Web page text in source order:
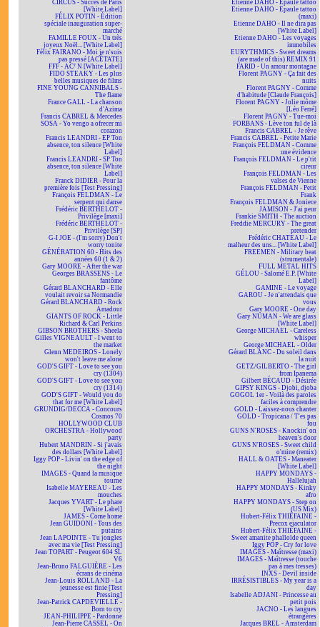
CIRCUS - Succès de Paris
[White Label]
FÉLIX POTIN - Édition
spéciale inauguration super-
marché
FAMILLE FOUX - Un très
joyeux Noël... [White Label]
Félix FAIRANO - Moi je n'suis
pas pressé [ACÉTATE]
FFF - AC² N [White Label]
FIDO STEAKY - Les plus
belles musiques de films
FINE YOUNG CANNIBALS -
The flame
France GALL - La chanson
d'Azima
Francis CABREL & Mercedes
SOSA - Yo vengo a ofrecer mi
corazon
Francis LEANDRI - EP Ton
absence, ton silence [White
Label]
Francis LEANDRI - SP Ton
absence, ton silence [White
Label]
Franck DIDIER - Pour la
première fois [Test Pressing]
François FELDMAN - Le
serpent qui danse
Frédéric BERTHELOT -
Privilège [maxi]
Frédéric BERTHELOT -
Privilège [SP]
G-I JOE - (I'm sorry) Don't
worry tonite
GÉNÉRATION 60 - Hits des
années 60 (1 & 2)
Gary MOORE - After the war
Georges BRASSENS - Le
fantôme
Gérard BLANCHARD - Elle
voulait revoir sa Normandie
Gérard BLANCHARD - Rock
Amadour
GIANTS OF ROCK - Little
Richard & Carl Perkins
GIBSON BROTHERS - Sheela
Gilles VIGNEAULT - I went to
the market
Glenn MEDEIROS - Lonely
won't leave me alone
GOD'S GIFT - Love to see you
cry (1304)
GOD'S GIFT - Love to see you
cry (1314)
GOD'S GIFT - Would you do
that for me [White Label]
GRUNDIG/DECCA - Concours
Cosmos 70
HOLLYWOOD CLUB
ORCHESTRA - Hollywood
party
Hubert MANDRIN - Si j'avais
des dollars [White Label]
Iggy POP - Livin' on the edge of
the night
IMAGES - Quand la musique
tourne
Isabelle MAYEREAU - Les
mouches
Jacques YVART - Le phare
[White Label]
JAMES - Come home
Jean GUIDONI - Tous des
putains
Jean LAPOINTE - Tu jongles
avec ma vie [Test Pressing]
Jean TOPART - Peugeot 604 SL
V6
Jean-Bruno FALGUIÈRE - Les
écrans de cinéma
Jean-Louis ROLLAND - La
jeunesse est finie [Test
Pressing]
Jean-Patrick CAPDEVIELLE -
Born to cry
JEAN-PHILIPPE - Pardonne
Jean-Pierre CASSEL - On
Etienne DAHO - Epaule tattoo
Etienne DAHO - Epaule tattoo
(maxi)
Etienne DAHO - Il ne dira pas
[White Label]
Etienne DAHO - Les voyages
immobiles
EURYTHMICS - Sweet dreams
(are made of this) REMIX 91
FARID - Un amour montagne
Florent PAGNY - Ça fait des
nuits
Florent PAGNY - Comme
d'habitude [Claude François]
Florent PAGNY - Jolie môme
[Léo Ferré]
Florent PAGNY - Tue-moi
FORBANS - Lève ton ful de là
Francis CABREL - Je rêve
Francis CABREL - Petite Marie
François FELDMAN - Comme
une évidence
François FELDMAN - Le p'tit
cireur
François FELDMAN - Les
valses de Vienne
François FELDMAN - Petit
Frank
François FELDMAN & Joniece
JAMISON - J'ai peur
Frankie SMITH - The auction
Freddie MERCURY - The great
pretender
Frédéric CHATEAU - Le
malheur des uns... [White Label]
FREEMEN - Military beat
(strumentale)
FULL METAL HITS
GÉLOU - Salomé E.P. [White
Label]
GAMINE - Le voyage
GAROU - Je n'attendais que
vous
Gary MOORE - One day
Gary NUMAN - We are glass
[White Label]
George MICHAEL - Careless
whisper
George MICHAEL - Older
Gérard BLANC - Du soleil dans
la nuit
GETZ/GILBERTO - The girl
from Ipanema
Gilbert BÉCAUD - Désirée
GIPSY KINGS - Djobi, djoba
GOGOL 1er - Voilà des paroles
faciles à comprendre
GOLD - Laissez-nous chanter
GOLD - Tropicana / T'es pas
fou
GUNS N'ROSES - Knockin' on
heaven's door
GUNS N'ROSES - Sweet child
o'mine (remix)
HALL & OATES - Maneater
[White Label]
HAPPY MONDAYS -
Hallelujah
HAPPY MONDAYS - Kinky
afro
HAPPY MONDAYS - Step on
(US Mix)
Hubert-Félix THIÉFAINE -
Precox ejaculator
Hubert-Félix THIÉFAINE -
Sweet amanite phalloïde queen
Iggy POP - Cry for love
IMAGES - Maîtresse (maxi)
IMAGES - Maîtresse (touche
pas à mes tresses)
INXS - Devil inside
IRRÉSISTIBLES - My year is a
day
Isabelle ADJANI - Princesse au
petit pois
JACNO - Les langues
étrangères
Jacques BREL - Amsterdam